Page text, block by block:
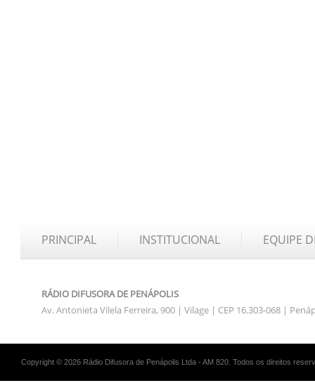
PRINCIPAL INSTITUCIONAL EQUIPE
RÁDIO DIFUSORA DE PENÁPOLIS
Av. Antonieta Vilela Ferreira, 900 | Vilage | CEP 16.303-068 |
Copyright © 2026 Rádio Difusora de Penápolis Ltda - AM 820. Todos os direitos